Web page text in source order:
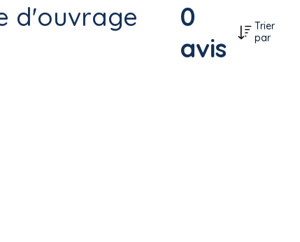
d'ouvrage
0
avis
Trier
par